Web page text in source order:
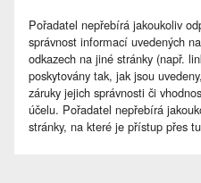
Pořadatel nepřebírá jakoukoliv
správnost informací uvedených
odkazech na jiné stránky (např.
poskytovány tak, jak jsou
záruky jejich správnosti či
účelu. Pořadatel nepřebírá
stránky, na které je přístup přes